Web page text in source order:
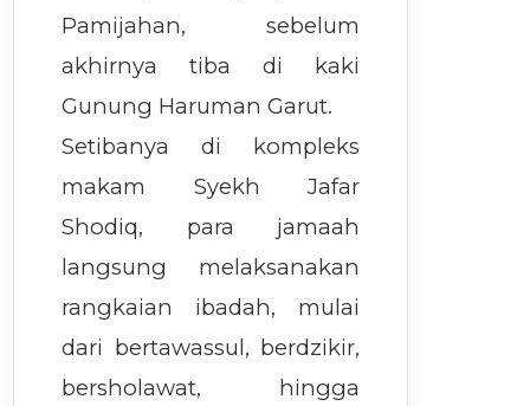
Pamijahan, sebelum
akhirnya tiba di kaki
Gunung Haruman Garut.
Setibanya di kompleks
makam Syekh Jafar
Shodiq, para jamaah
langsung melaksanakan
rangkaian ibadah, mulai
dari bertawassul, berdzikir,
bersholawat, hingga